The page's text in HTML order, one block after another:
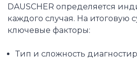
DAUSCHER определяется
каждого случая. На итоговую
ключевые факторы:
Тип и сложность